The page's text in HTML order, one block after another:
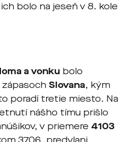
bolo na jeseň v 8. kole
a vonku bolo
zápasoch Slovana, kým
poradí tretie miesto. Na
nášho tímu prišlo
v priemere 4103